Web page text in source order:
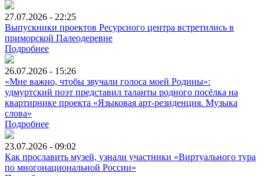
27.07.2026 - 22:25
Выпускники проектов Ресурсного центра встретились в
приморской Палеодеревне
Подробнее
26.07.2026 - 15:26
«Мне важно, чтобы звучали голоса моей Родины»:
удмуртский поэт представил таланты родного посёлка на
квартирнике проекта «Языковая арт-резиденция. Музыка
слова»
Подробнее
23.07.2026 - 09:02
Как прославить музей, узнали участники «Виртуального тура
по многонациональной России»